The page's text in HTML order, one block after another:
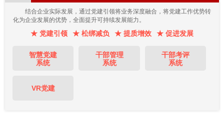
结合企业实际发展，通过党建引领将业务深度融合，将党建工作优势转
化为企业发展的优势，全面提升可持续发展能力。
★ 党建引领 ★ 松绑减负 ★ 提质增效 ★ 促进发展
智慧党建
系统
干部管理
系统
干部考评
系统
VR党建